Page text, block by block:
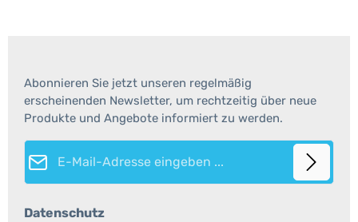
Abonnieren Sie jetzt unseren regelmäßig
erscheinenden Newsletter, um rechtzeitig über neue
Produkte und Angebote informiert zu werden.
E-Mail-Adresse*
Datenschutz